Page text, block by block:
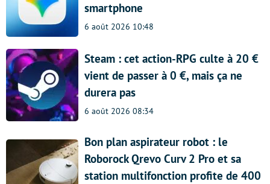
smartphone
6 août 2026 10:48
Steam : cet action-RPG culte à 20 €
vient de passer à 0 €, mais ça ne
durera pas
6 août 2026 08:34
Bon plan aspirateur robot : le
Roborock Qrevo Curv 2 Pro et sa
station multifonction profite de 400